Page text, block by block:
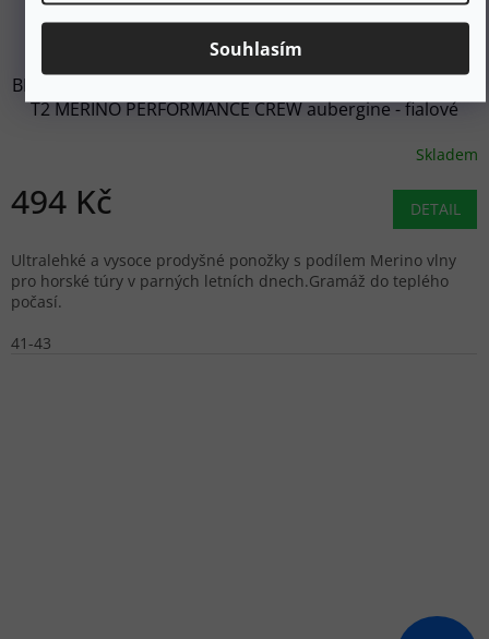
Souhlasím
549 Kč
–10 %
BRIDGEDALE Dámské trekové ponožky HIKE ULTRALIGHT
T2 MERINO PERFORMANCE CREW aubergine - fialové
Skladem
494 Kč DETAIL
Ultralehké a vysoce prodyšné ponožky s podílem Merino vlny
pro horské túry v parných letních dnech.Gramáž do teplého
počasí.
41-43